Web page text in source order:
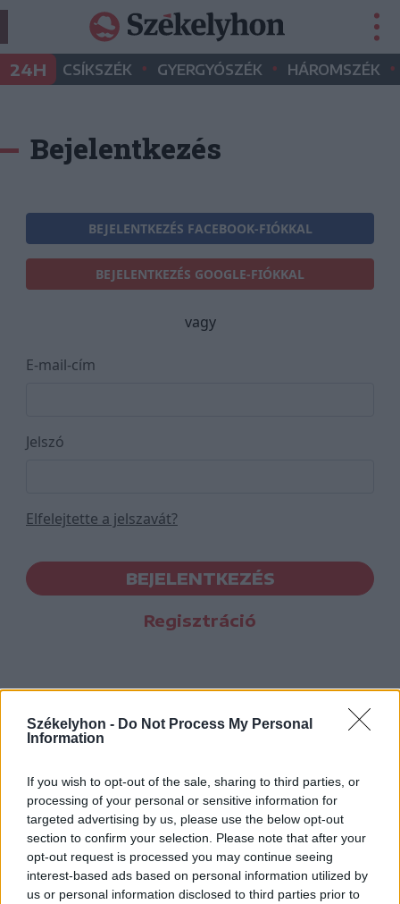
Székelyhon - Do Not Process My Personal
Information
If you wish to opt-out of the sale, sharing to third parties, or
processing of your personal or sensitive information for
targeted advertising by us, please use the below opt-out
section to confirm your selection. Please note that after your
opt-out request is processed you may continue seeing
interest-based ads based on personal information utilized by
us or personal information disclosed to third parties prior to
24H CSÍKSZÉK • GYERGYÓSZÉK • HÁROMSZÉK •
Bejelentkezés
BEJELENTKEZÉS FACEBOOK-FIÓKKAL
BEJELENTKEZÉS GOOGLE-FIÓKKAL
vagy
E-mail-cím
Jelszó
Elfelejtette a jelszavát?
BEJELENTKEZÉS
Regisztráció
Hasznos
Impresszum